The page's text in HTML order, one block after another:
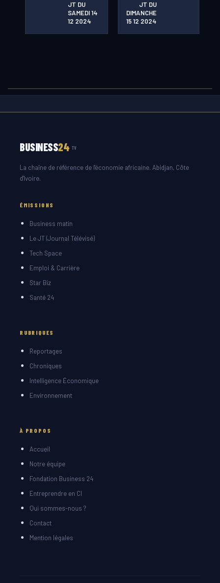
JT DU
SAMEDI 14
12 2024
JT DU
DIMANCHE
15 12 2024
BUSINESS24 TV
La chaîne de référence de l'économie africaine. Abidjan, Côte
d'Ivoire.
ÉMISSIONS
Business matin
Le JT (Journal Télévisé)
Tech Space
Emploi & Carrière
Star Biz
Santé 24
RUBRIQUES
Reportages
Chroniques
Intelligence Économique
Environnement
À PROPOS
Accueil
Notre équipe
Fondation Business 24
Entreprendre en CI
Qui sommes-nous ?
Contact
Mention légales